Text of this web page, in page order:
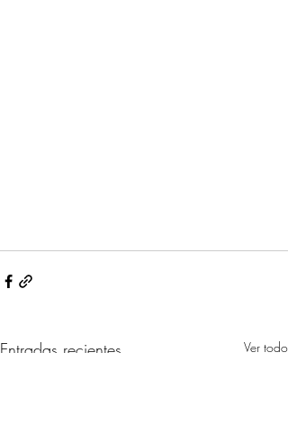
Entradas recientes Ver todo